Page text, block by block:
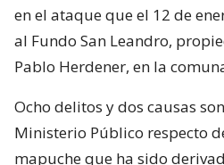
en el ataque que el 12 de
al Fundo San Leandro,
Pablo Herdener, en la
Ocho delitos y dos causas
Ministerio Público respecto
mapuche que ha sido